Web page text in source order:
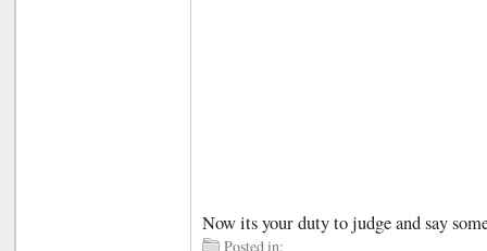
Now its your duty to judge and say
Posted in: